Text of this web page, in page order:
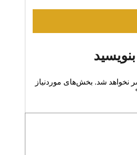
نخواهد شد. بخش‌های موردنیاز